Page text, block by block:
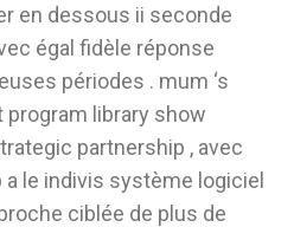
en dessous ii seconde
égal fidèle réponse
périodes . mum ‘s
program library show
partnership , avec
le indivis système logiciel
ciblée de plus de